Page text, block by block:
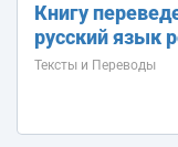
Книгу
русский язык
Расследование
Тексты и Переводы